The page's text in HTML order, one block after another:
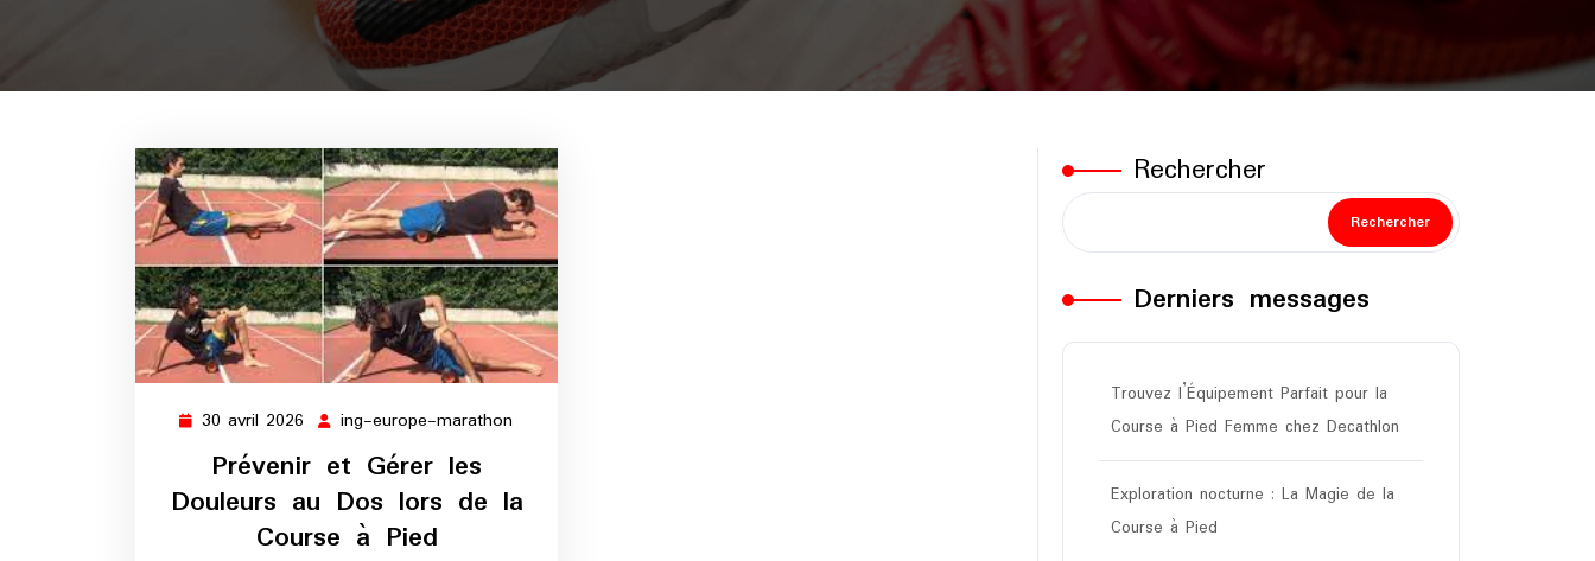
30 avril 2026 30
2026
ing-europe-marathon
Prévenir et Gérer les
Douleurs au Dos lors de la
Course à Pied
Rechercher
Rechercher
Derniers messages
Trouvez l’Équipement Parfait pour la
Course à Pied Femme chez Decathlon
Exploration nocturne : La Magie de la
Course à Pied